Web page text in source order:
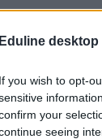
Eduline desktop
If you wish to opt-
your
seeing
január
állandó